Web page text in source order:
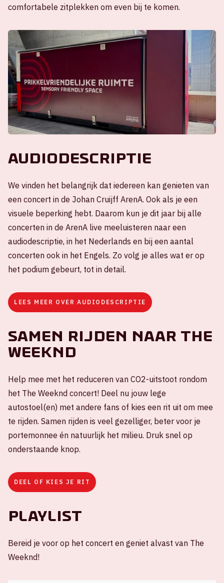
comfortabele zitplekken om even bij te komen.
Audiodescriptie
We vinden het belangrijk dat iedereen kan genieten van
een concert in de Johan Cruijff ArenA. Ook als je een
visuele beperking hebt. Daarom kun je dit jaar bij alle
concerten in de ArenA live meeluisteren naar een
audiodescriptie, in het Nederlands en bij een aantal
concerten ook in het Engels. Zo volg je alles wat er op
het podium gebeurt, tot in detail.
LEES MEER OVER AUDIODESCRIPTIE
Samen rijden naar The
Weeknd
Help mee met het reduceren van CO2-uitstoot rondom
het The Weeknd concert! Deel nu jouw lege
autostoel(en) met andere fans of kies een rit uit om mee
te rijden. Samen rijden is veel gezelliger, beter voor je
portemonnee én natuurlijk het milieu. Druk snel op
onderstaande knop.
DEEL OF KIES JE RIT
Playlist
Bereid je voor op het concert en geniet alvast van The
Weeknd!